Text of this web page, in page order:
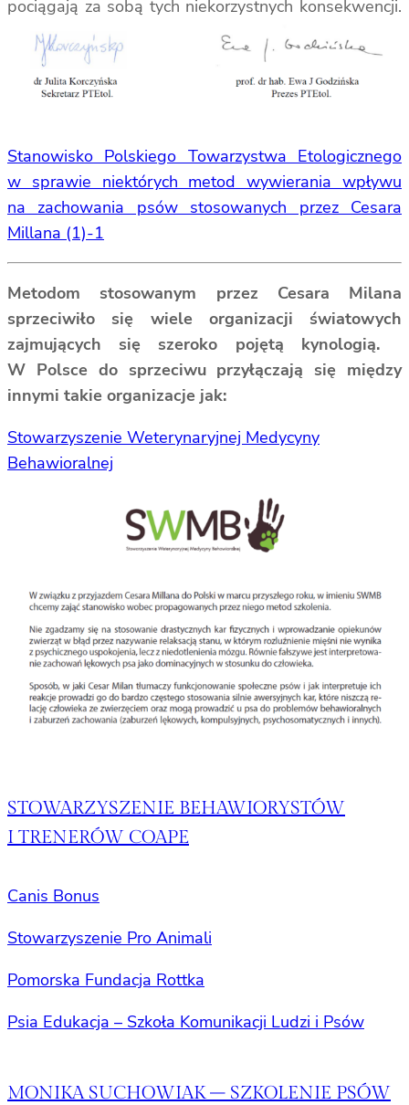
pociągają za sobą tych niekorzystnych konsekwencji.
Stanowisko Polskiego Towarzystwa Etologicznego
w sprawie niektórych metod wywierania wpływu
na zachowania psów stosowanych przez Cesara
Millana (1)-1
Metodom stosowanym przez Cesara Milana
sprzeciwiło się wiele organizacji światowych
zajmujących się szeroko pojętą kynologią.
W Polsce do sprzeciwu przyłączają się między
innymi takie organizacje jak:
Stowarzyszenie Weterynaryjnej Medycyny
Behawioralnej
STOWARZYSZENIE BEHAWIORYSTÓW
I TRENERÓW COAPE
Canis Bonus
Stowarzyszenie Pro Animali
Pomorska Fundacja Rottka
Psia Edukacja – Szkoła Komunikacji Ludzi i Psów
MONIKA SUCHOWIAK – SZKOLENIE PSÓW